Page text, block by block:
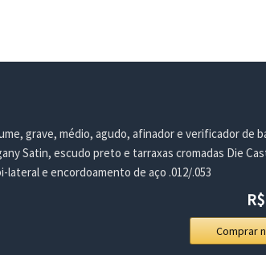
grave, médio, agudo, afinador e verificador de
Satin, escudo preto e tarraxas cromadas Die
e encordoamento de aço .012/.053
Comprar